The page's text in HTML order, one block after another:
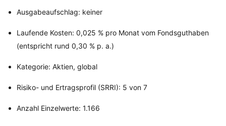
Ausgabeaufschlag: keiner
Laufende Kosten: 0,025 % pro Monat vom Fondsguthaben
(entspricht rund 0,30 % p. a.)
Kategorie: Aktien, global
Risiko- und Ertragsprofil (SRRI): 5 von 7
Anzahl Einzelwerte: 1.166